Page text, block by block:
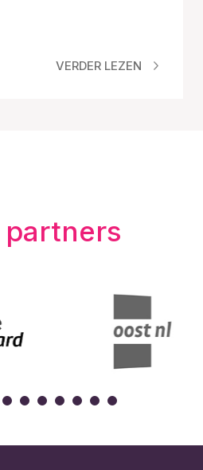
VERDER LEZEN
partners